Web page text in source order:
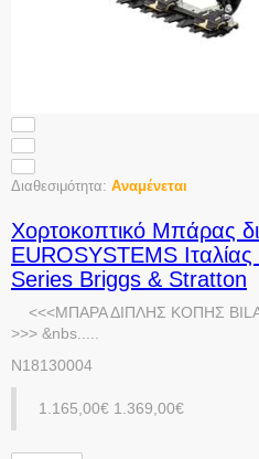
Διαθεσιμότητα: Αναμένεται
Χορτοκοπτικό Μπάρας
EUROSYSTEMS
Series Briggs & Stratton
<<<ΜΠΑΡΑ ΔΙΠΛΗΣ ΚΟΠΗΣ
>>> &nbs.....
N18130004
1.165,00€ 1.369,00€